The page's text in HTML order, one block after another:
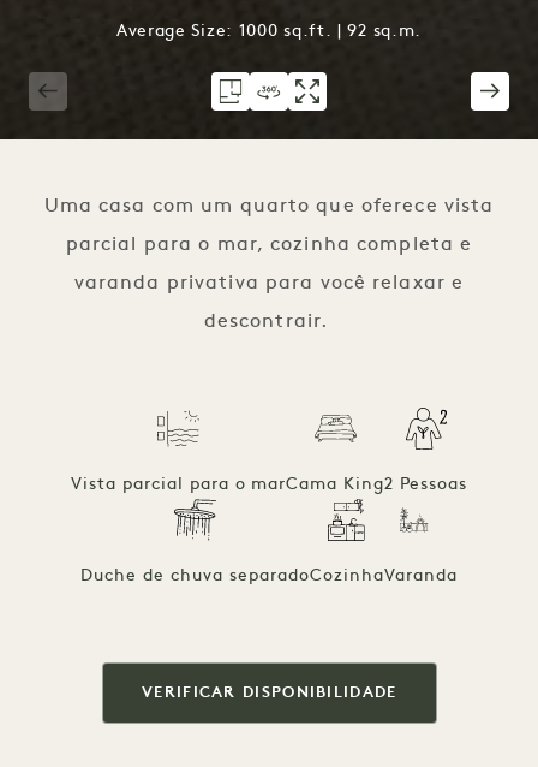
Average Size: 1000 sq.ft. | 92 sq.m.
Uma casa com um quarto que oferece vista
parcial para o mar, cozinha completa e
varanda privativa para você relaxar e
descontrair.
Vista parcial para o marCama King2 Pessoas
Duche de chuva separadoCozinhaVaranda
VERIFICAR DISPONIBILIDADE